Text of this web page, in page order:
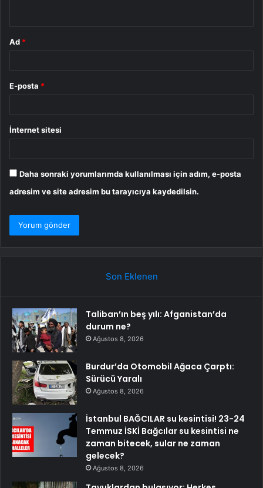
Ad *
E-posta *
İnternet sitesi
Daha sonraki yorumlarımda kullanılması için adım, e-posta
adresim ve site adresim bu tarayıcıya kaydedilsin.
Son Eklenen
Taliban’ın beş yılı: Afganistan’da
durum ne?
Ağustos 8, 2026
Burdur’da Otomobil Ağaca Çarptı:
Sürücü Yaralı
Ağustos 8, 2026
İstanbul BAĞCILAR su kesintisi! 23-24
Temmuz İSKİ Bağcılar su kesintisi ne
zaman bitecek, sular ne zaman
gelecek?
Ağustos 8, 2026